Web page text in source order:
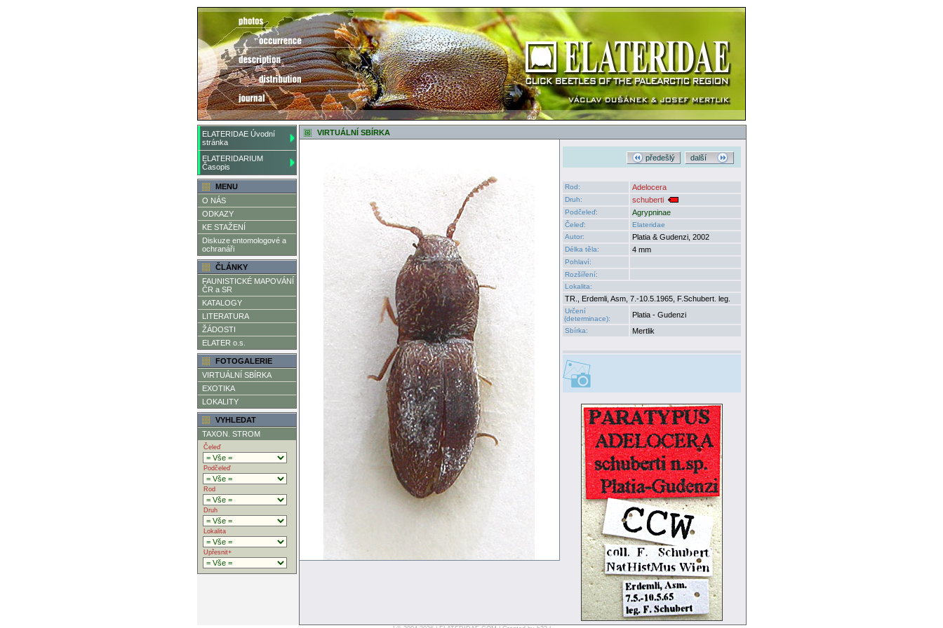
ELATERIDAE Úvodní
stránka
ELATERIDARIUM
Časopis
MENU
O NÁS
ODKAZY
KE STAŽENÍ
Diskuze entomologové a
ochranáři
ČLÁNKY
FAUNISTICKÉ MAPOVÁNÍ
ČR a SR
KATALOGY
LITERATURA
ŽÁDOSTI
ELATER o.s.
FOTOGALERIE
VIRTUÁLNÍ SBÍRKA
EXOTIKA
LOKALITY
VYHLEDAT
TAXON. STROM
Čeleď
Podčeleď
Rod
Druh
Lokalita
Upřesnit+
VIRTUÁLNÍ SBÍRKA
předešlý další
Rod: Adelocera
Druh: schuberti
Podčeleď: Agrypninae
Čeleď:
Elateridae
Autor:
Platia & Gudenzi, 2002
Délka těla: 4 mm
Pohlaví:
Rozšíření:
Lokalita:
TR., Erdemli, Asm, 7.-10.5.1965, F.Schubert. leg.
Určení
(determinace):
Platia - Gudenzi
Sbírka: Mertlik